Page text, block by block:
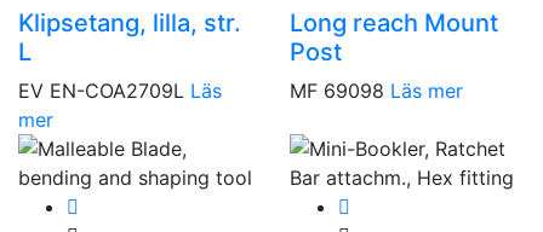
Klipsetang, lilla, str.
L
EV EN-COA2709L Läs
mer
Long reach Mount
Post
MF 69098 Läs mer